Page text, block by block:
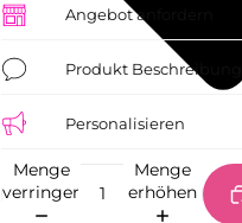
Angebot anfordern
Produkt Beschreibung
Personalisieren
Menge
verringern
Menge
erhöhen